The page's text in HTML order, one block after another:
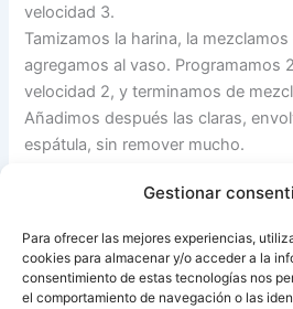
Gestionar
Para ofrecer las mejores experiencias,
cookies para almacenar y/o acceder a la
consentimiento de estas tecnologías nos
el comportamiento de navegación o las
velocidad 3.
Tamizamos la harina, la
agregamos al vaso. Programamos
velocidad 2, y terminamos de
Añadimos después las claras,
espátula, sin remover mucho.
mantequilla y espolvoreado con
ver si está hecho)
Dejamos enfriar y desoldamos.